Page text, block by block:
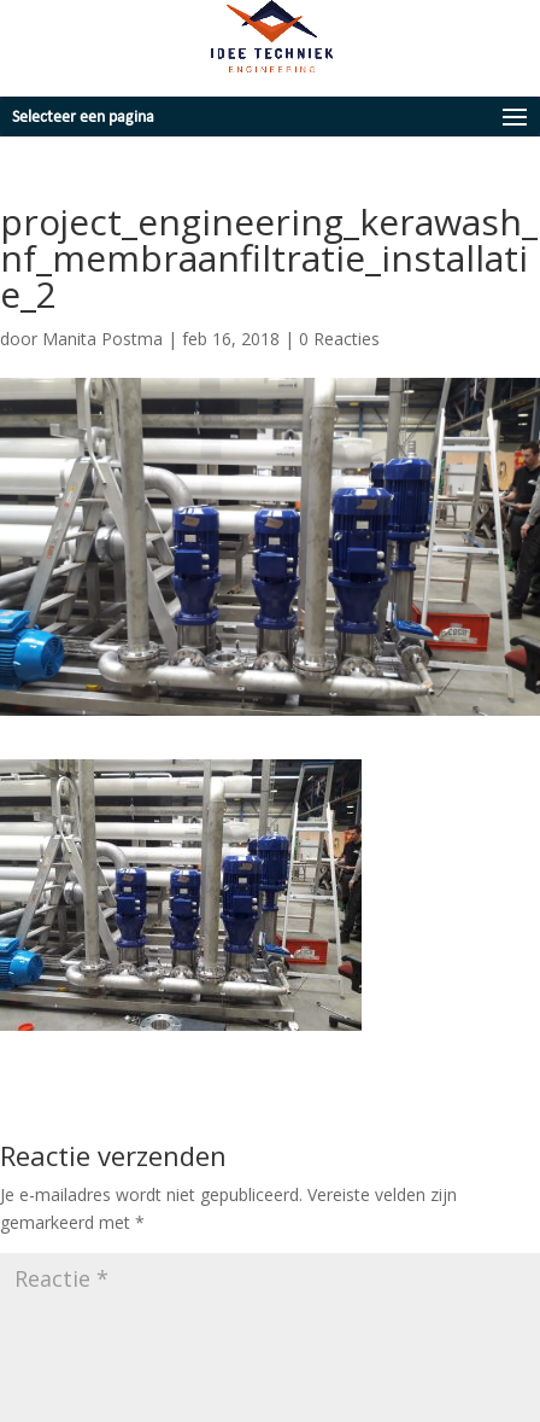
Selecteer een pagina
project_engineering_kerawash_
nf_membraanfiltratie_installati
e_2
door Manita Postma | feb 16, 2018 | 0 Reacties
Reactie verzenden
Je e-mailadres wordt niet gepubliceerd. Vereiste velden zijn
gemarkeerd met *